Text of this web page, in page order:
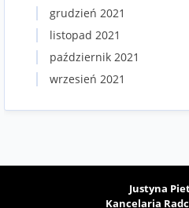
grudzień 2021
listopad 2021
październik 2021
wrzesień 2021
Justyna
Kancelaria